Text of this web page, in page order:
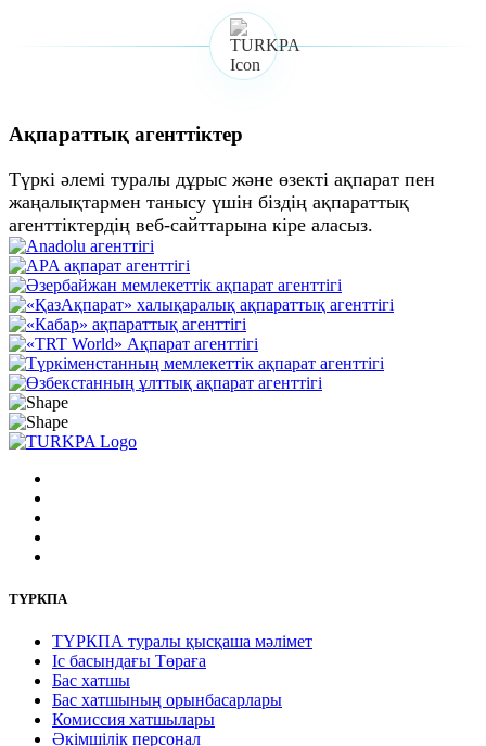
Ақпараттық агенттіктер
Түркі әлемі туралы дұрыс және өзекті ақпарат пен
жаңалықтармен танысу үшін біздің ақпараттық
агенттіктердің веб-сайттарына кіре аласыз.
ТҮРКПА
ТҮРКПА туралы қысқаша мәлімет
Iс басындағы Төраға
Бас хатшы
Бас хатшының орынбасарлары
Комиссия хатшылары
Әкімшілік персонал